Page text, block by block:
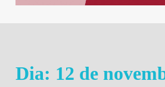
Dia: 12 de